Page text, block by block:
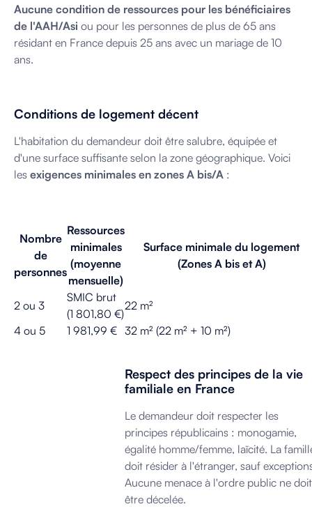
Aucune condition de ressources pour les bénéficiaires
de l'AAH/Asi ou pour les personnes de plus de 65 ans
résidant en France depuis 25 ans avec un mariage de 10
ans.
Conditions de logement décent
L'habitation du demandeur doit être salubre, équipée et
d'une surface suffisante selon la zone géographique. Voici
les exigences minimales en zones A bis/A :
Nombre
de
personnes
Ressources
minimales
(moyenne
mensuelle)
Surface minimale du logement
(Zones A bis et A)
2 ou 3
SMIC brut
(1 801,80 €)
22 m²
4 ou 5
1 981,99 € 32 m² (22 m² + 10 m²)
Respect des principes de la vie
familiale en France
Le demandeur doit respecter les
principes républicains : monogamie,
égalité homme/femme, laïcité. La
doit résider à l'étranger, sauf
Aucune menace à l'ordre public ne doit
être décelée.